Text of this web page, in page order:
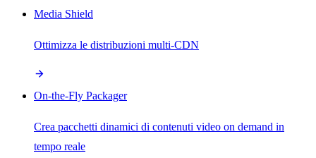
Media Shield
Ottimizza le distribuzioni multi-CDN
On-the-Fly Packager
Crea pacchetti dinamici di contenuti video on demand in
tempo reale